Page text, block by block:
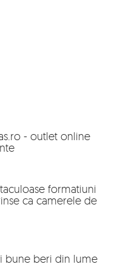
- outlet online
formatiuni
ca camerele de
bune beri din lume